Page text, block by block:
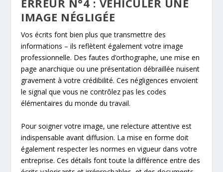
ERREUR N°4 : VÉHICULER UNE
IMAGE NÉGLIGÉE
Vos écrits font bien plus que transmettre des
informations – ils reflètent également votre image
professionnelle. Des fautes d’orthographe, une mise en
page anarchique ou une présentation débraillée nuisent
gravement à votre crédibilité. Ces négligences envoient
le signal que vous ne contrôlez pas les codes
élémentaires du monde du travail.
Pour soigner votre image, une relecture attentive est
indispensable avant diffusion. La mise en forme doit
également respecter les normes en vigueur dans votre
entreprise. Ces détails font toute la différence entre des